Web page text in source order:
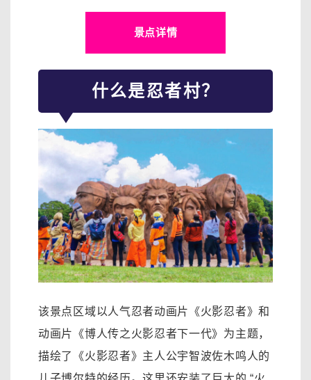
景点详情
什么是忍者村？
该景点区域以人气忍者动画片《火影忍者》和
动画片《博人传之火影忍者下一代》为主题，
描绘了《火影忍者》主人公宇智波佐木鸣人的